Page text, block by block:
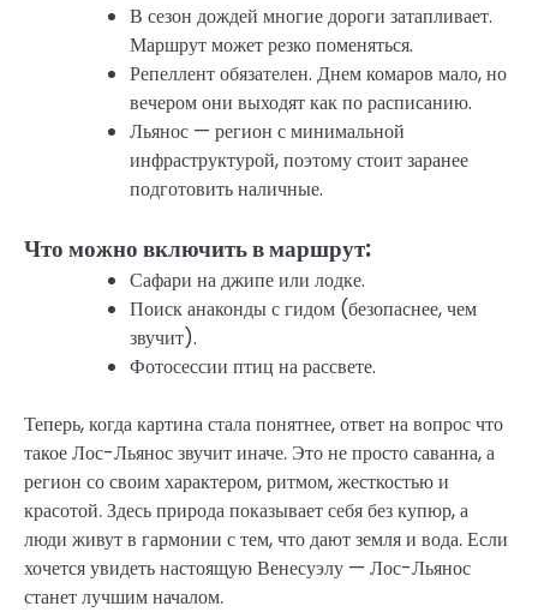
В сезон дождей многие дороги затапливает.
Маршрут может резко поменяться.
Репеллент обязателен. Днем комаров мало, но
вечером они выходят как по расписанию.
Льянос — регион с минимальной
инфраструктурой, поэтому стоит заранее
подготовить наличные.
Что можно включить в маршрут:
Сафари на джипе или лодке.
Поиск анаконды с гидом (безопаснее, чем
звучит).
Фотосессии птиц на рассвете.
Теперь, когда картина стала понятнее, ответ на вопрос что
такое Лос-Льянос звучит иначе. Это не просто саванна, а
регион со своим характером, ритмом, жесткостью и
красотой. Здесь природа показывает себя без купюр, а
люди живут в гармонии с тем, что дают земля и вода. Если
хочется увидеть настоящую Венесуэлу — Лос-Льянос
станет лучшим началом.